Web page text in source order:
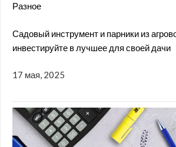
Разное
Садовый инструмент и парники из
инвестируйте в лучшее для своей дачи
17 мая, 2025